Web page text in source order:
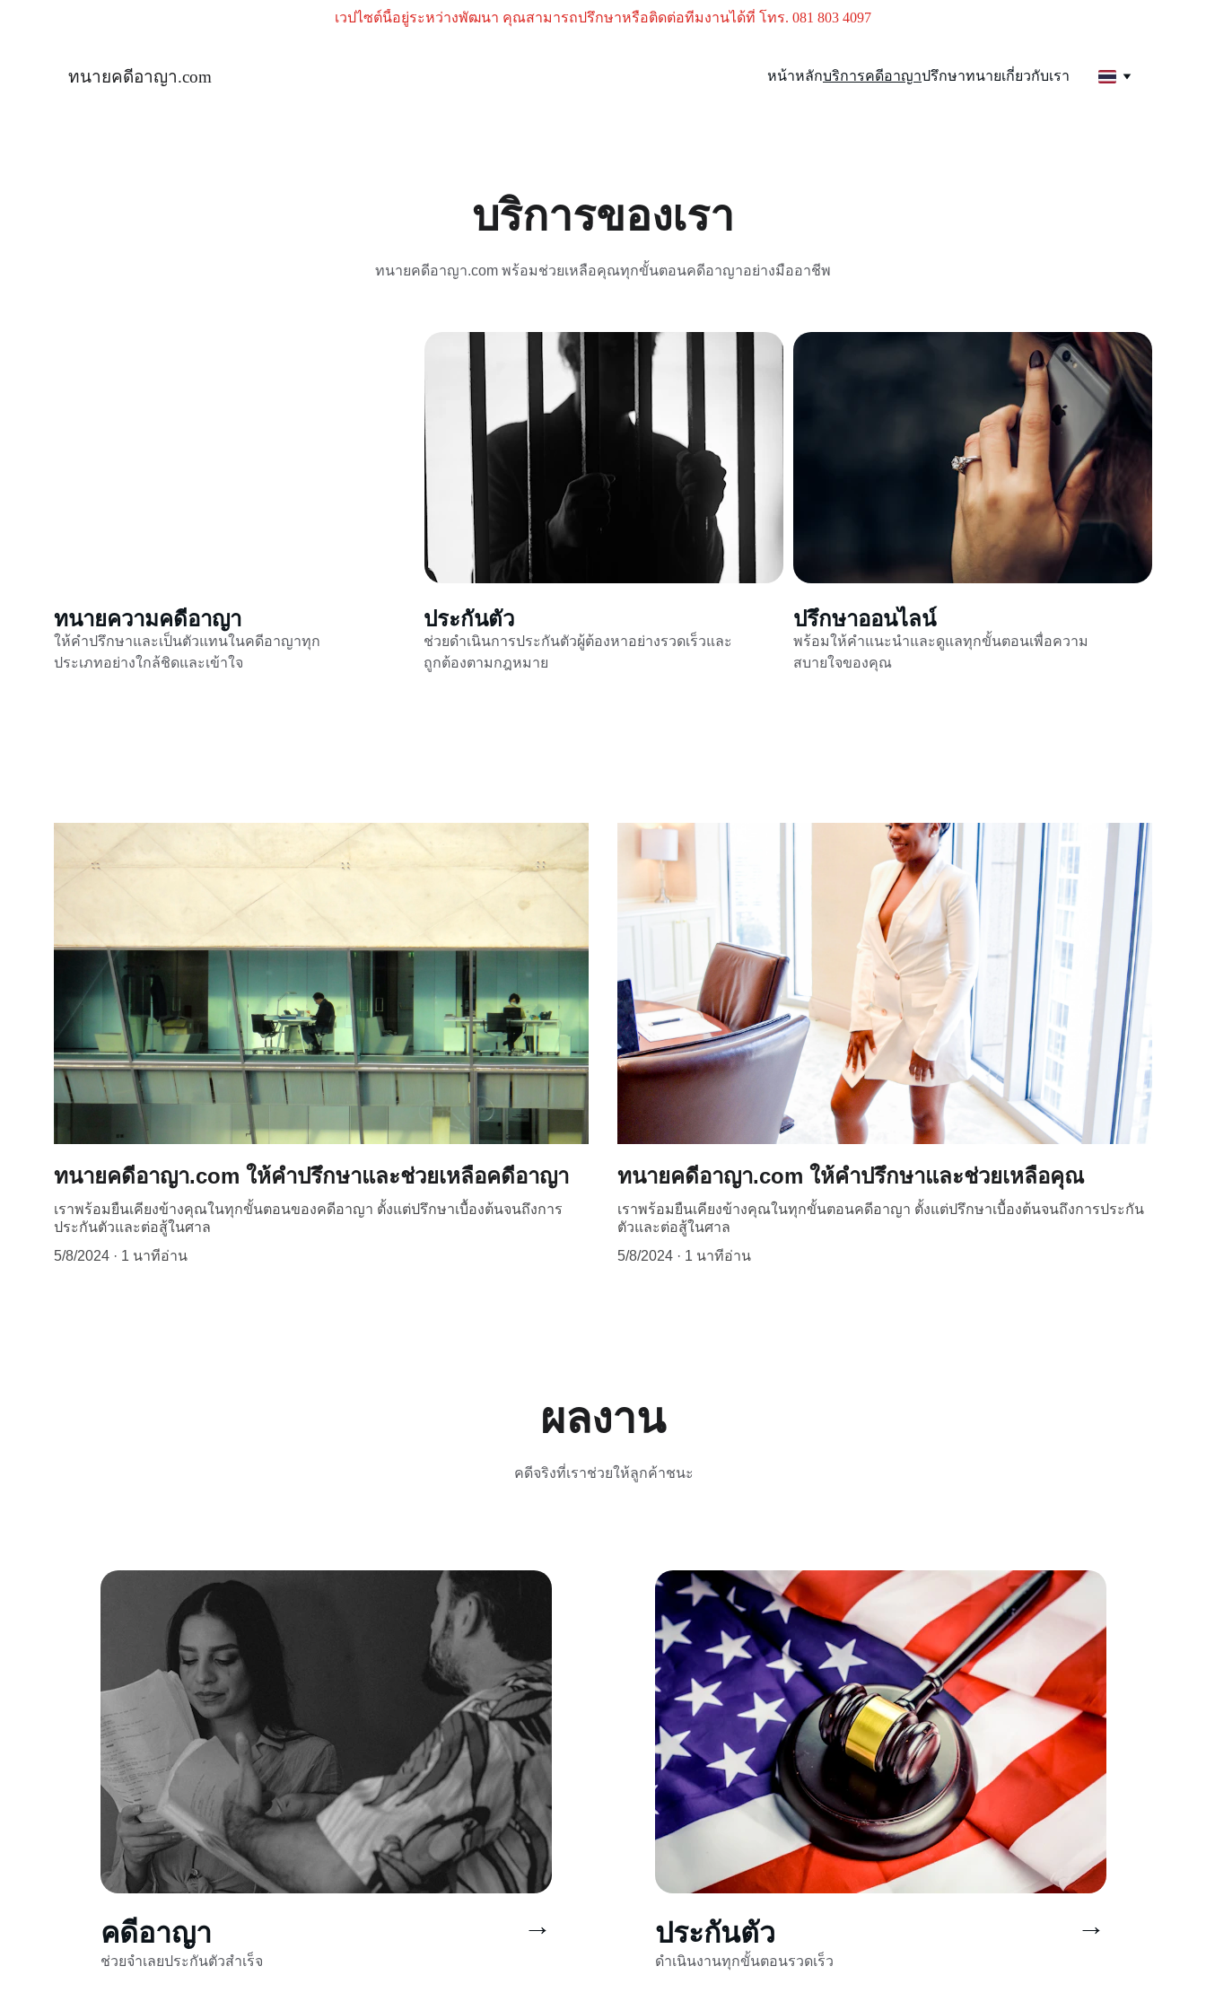
เวปไซต์นี้อยู่ระหว่างพัฒนา คุณสามารถปรึกษาหรือติดต่อทีมงานได้ที่ โทร. 081 803 4097
ทนายคดีอาญา.com หน้าหลักบริการคดีอาญาปรึกษาทนายเกี่ยวกับเรา
บริการของเรา
ทนายคดีอาญา.com พร้อมช่วยเหลือคุณทุกขั้นตอนคดีอาญาอย่างมืออาชีพ
ทนายความคดีอาญา
ให้คำปรึกษาและเป็นตัวแทนในคดีอาญาทุก
ประเภทอย่างใกล้ชิดและเข้าใจ
ประกันตัว
ช่วยดำเนินการประกันตัวผู้ต้องหาอย่างรวดเร็วและ
ถูกต้องตามกฎหมาย
พร้อมให้คำแนะนำและดูแลทุกขั้นตอนเพื่อความ
สบายใจของคุณ
ปรึกษาออนไลน์
ทนายคดีอาญา.com ให้คำปรึกษาและช่วยเหลือคดีอาญา
เราพร้อมยืนเคียงข้างคุณในทุกขั้นตอนของคดีอาญา ตั้งแต่ปรึกษาเบื้องต้นจนถึงการ
ประกันตัวและต่อสู้ในศาล
5/8/2024
1 นาทีอ่าน
ทนายคดีอาญา.com ให้คำปรึกษาและช่วยเหลือคุณ
เราพร้อมยืนเคียงข้างคุณในทุกขั้นตอนคดีอาญา ตั้งแต่ปรึกษาเบื้องต้นจนถึงการประกัน
ตัวและต่อสู้ในศาล
5/8/2024
1 นาทีอ่าน
ผลงาน
คดีจริงที่เราช่วยให้ลูกค้าชนะ
คดีอาญา
ช่วยจำเลยประกันตัวสำเร็จ
ประกันตัว
ดำเนินงานทุกขั้นตอนรวดเร็ว
→ →